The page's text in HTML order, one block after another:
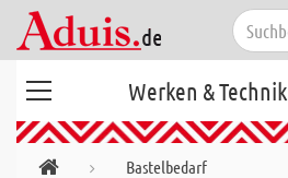
Werken & Technik
Bastelbedarf